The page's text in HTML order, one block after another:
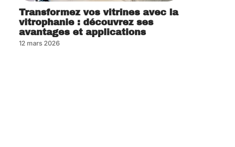
Transformez vos vitrines avec la
vitrophanie : découvrez ses
avantages et applications
12 mars 2026